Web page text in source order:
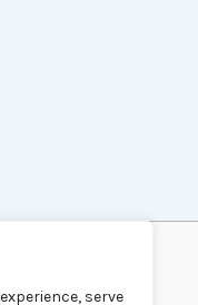
serve